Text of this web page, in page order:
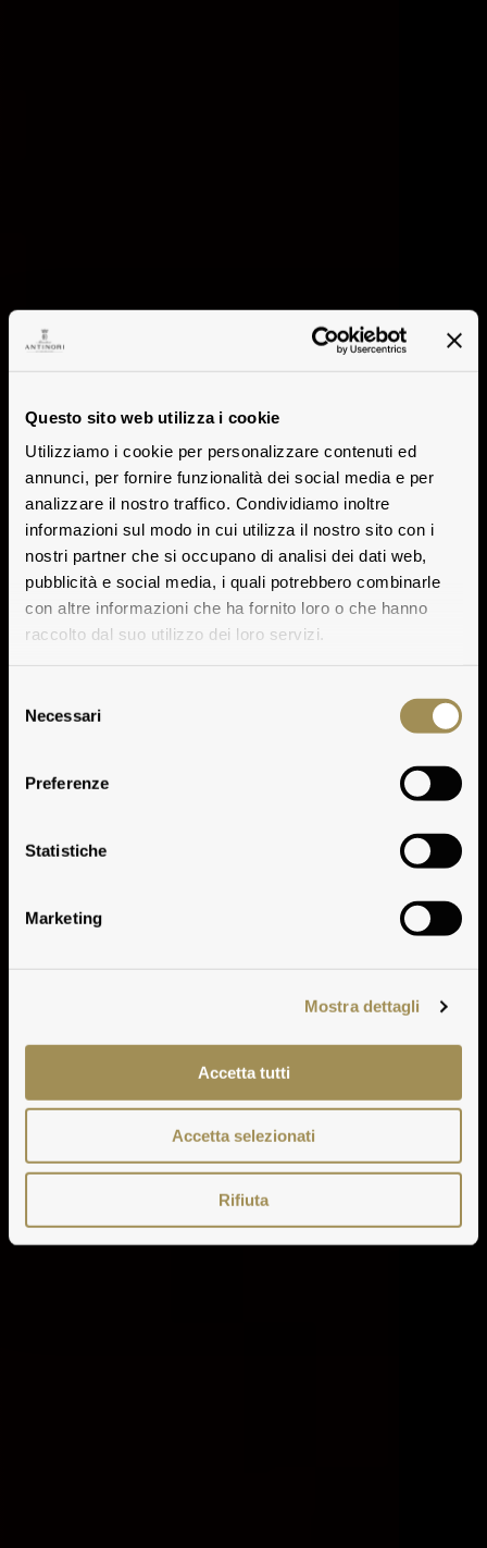
Questo sito web utilizza i cookie
Utilizziamo i cookie per personalizzare contenuti ed
annunci, per fornire funzionalità dei social media e per
analizzare il nostro traffico. Condividiamo inoltre
informazioni sul modo in cui utilizza il nostro sito con i
nostri partner che si occupano di analisi dei dati web,
pubblicità e social media, i quali potrebbero combinarle
con altre informazioni che ha fornito loro o che hanno
raccolto dal suo utilizzo dei loro servizi.
delNecessari
Preferenze
Statistiche
Marketing
Mostra dettagli
Accetta tutti
Accetta selezionati
Rifiuta